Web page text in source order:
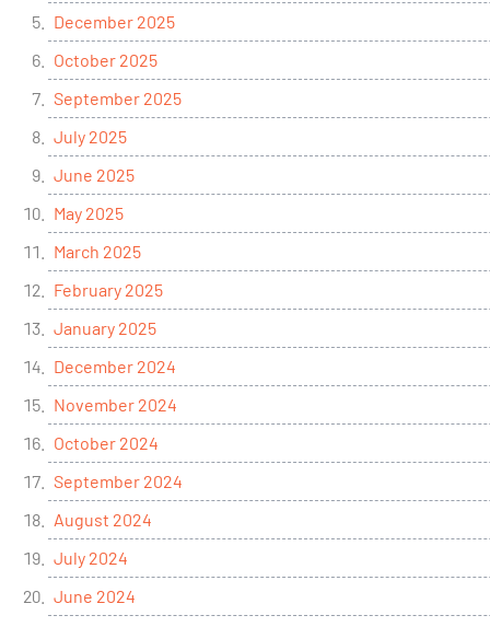
December 2025
October 2025
September 2025
July 2025
June 2025
May 2025
March 2025
February 2025
January 2025
December 2024
November 2024
October 2024
September 2024
August 2024
July 2024
June 2024